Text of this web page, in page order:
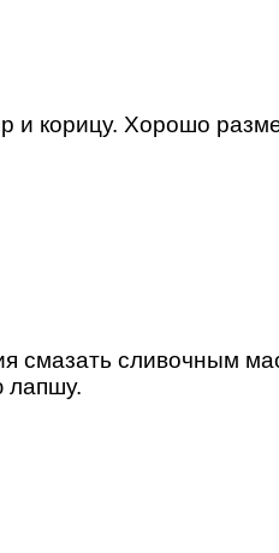
и корицу. Хорошо
смазать сливочным
лапшу.